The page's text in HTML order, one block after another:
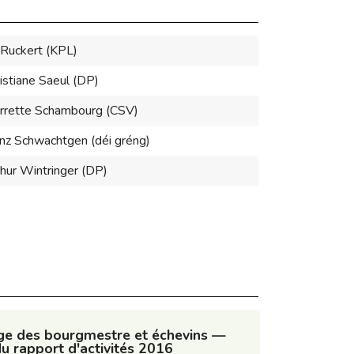
(KPL)
Saeul (DP)
Schambourg (CSV)
Schwachtgen (déi gréng)
Wintringer (DP)
des bourgmestre et échevins —
rapport d'activités 2016